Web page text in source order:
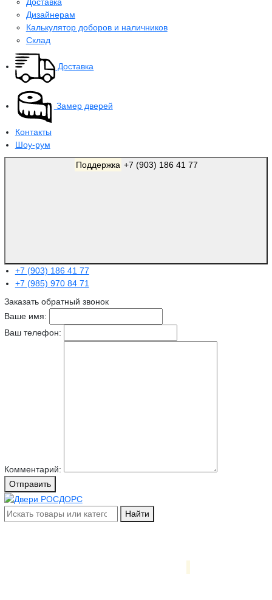
Дизайнерам
Калькулятор доборов и наличников
Склад
Доставка
Замер дверей
Контакты
Шоу-рум
Поддержка
+7 (903) 186 41 77
+7 (985) 970 84 71
Заказать обратный звонок
Ваше имя:
Ваш телефон:
Комментарий:
Отправить
Найти